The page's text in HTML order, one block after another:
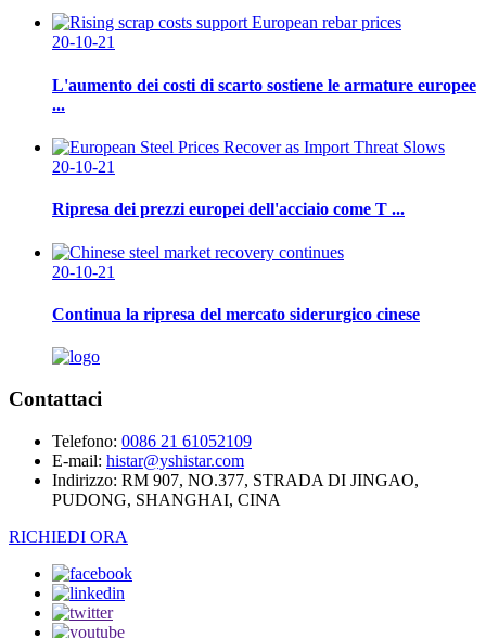
20-10-21
L'aumento dei costi di scarto sostiene le armature europee
...
20-10-21
Ripresa dei prezzi europei dell'acciaio come T ...
20-10-21
Continua la ripresa del mercato siderurgico cinese
Contattaci
Telefono: 0086 21 61052109
E-mail: histar@yshistar.com
Indirizzo: RM 907, NO.377, STRADA DI JINGAO,
PUDONG, SHANGHAI, CINA
RICHIEDI ORA